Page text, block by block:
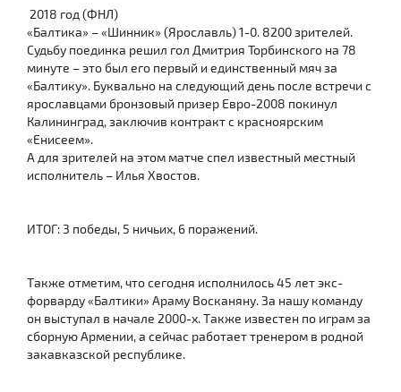
2018 год (ФНЛ)
«Балтика» – «Шинник» (Ярославль) 1-0. 8200 зрителей.
Судьбу поединка решил гол Дмитрия Торбинского на 78
минуте – это был его первый и единственный мяч за
«Балтику». Буквально на следующий день после встречи с
ярославцами бронзовый призер Евро-2008 покинул
Калининград, заключив контракт с красноярским
«Енисеем».
А для зрителей на этом матче спел известный местный
исполнитель – Илья Хвостов.
ИТОГ: 3 победы, 5 ничьих, 6 поражений.
Также отметим, что сегодня исполнилось 45 лет экс-
форварду «Балтики» Араму Восканяну. За нашу команду
он выступал в начале 2000-х. Также известен по играм за
сборную Армении, а сейчас работает тренером в родной
закавказской республике.